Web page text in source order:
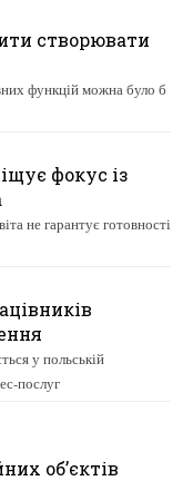
створювати
функцій можна було б
фокус із
не гарантує готовності
у польській
послуг
об’єктів